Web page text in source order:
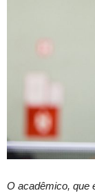
O acadêmico, que